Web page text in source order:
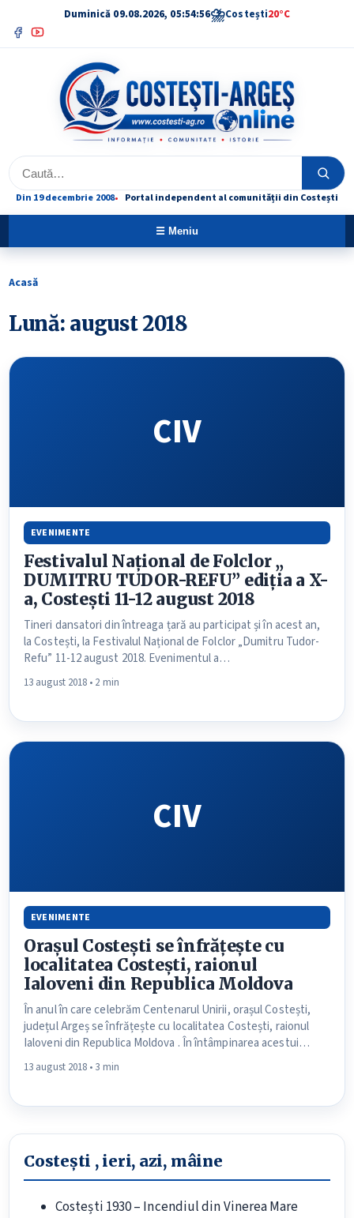
Duminică 09.08.2026, 05:54:56⛈Costești20°C
Facebook
YouTube
Caută
Caută
Din 19 decembrie 2008 Portal independent al comunității din Costești
☰ Meniu
Acasă
Lună: august 2018
CIV
EVENIMENTE
Festivalul Național de Folclor „
DUMITRU TUDOR-REFU” ediția a X-
a, Costești 11-12 august 2018
Tineri dansatori din întreaga țară au participat și în acest an,
la Costești, la Festivalul Național de Folclor „Dumitru Tudor-
Refu” 11-12 august 2018. Evenimentul a…
13 august 2018 • 2 min
CIV
EVENIMENTE
Orașul Costești se înfrățește cu
localitatea Costești, raionul
Ialoveni din Republica Moldova
În anul în care celebrăm Centenarul Unirii, orașul Costești,
județul Argeș se înfrățește cu localitatea Costești, raionul
Ialoveni din Republica Moldova . În întâmpinarea acestui…
13 august 2018 • 3 min
Costești , ieri, azi, mâine
Costești 1930 – Incendiul din Vinerea Mare